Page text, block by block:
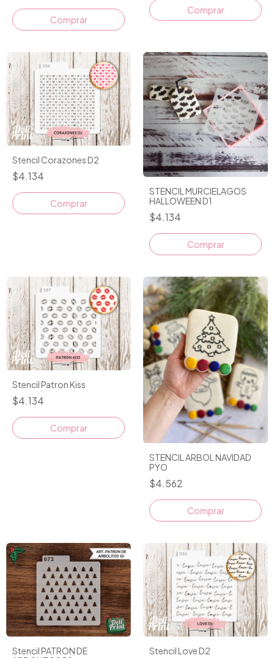
Stencil Corazones D2
$4.134
STENCIL MURCIELAGOS
HALLOWEEN D1
$4.134
Stencil Patron Kiss
$4.134
STENCIL ARBOL NAVIDAD
PYO
$4.562
Comprar
Stencil PATRON DE
Stencil Love D2